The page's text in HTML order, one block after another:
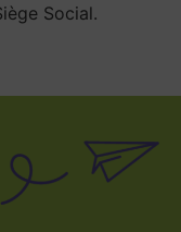
Social.